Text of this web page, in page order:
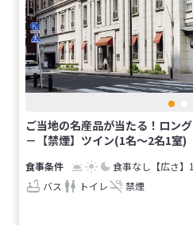
ご当地の名産品が当たる！ロン
－【禁煙】ツイン(1名～2名1室)
食事なし 【広さ
バス
トイレ 禁煙